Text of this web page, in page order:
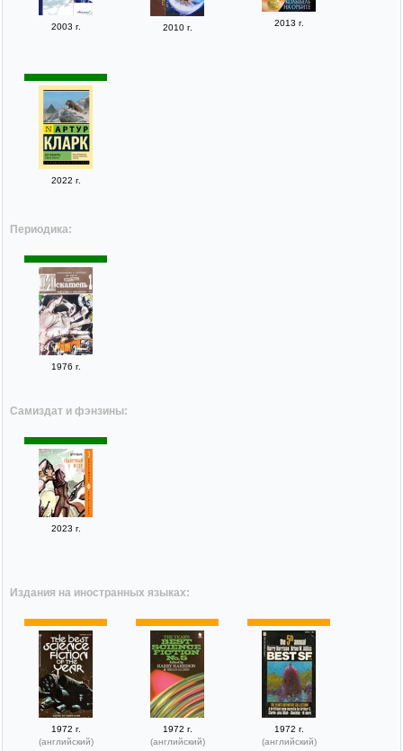
2003 г. 2010 г. 2013 г.
2022 г.
Периодика:
1976 г.
Самиздат и фэнзины:
2023 г.
Издания на иностранных языках:
1972 г.
(английский)
1972 г.
(английский)
1972 г.
(английский)